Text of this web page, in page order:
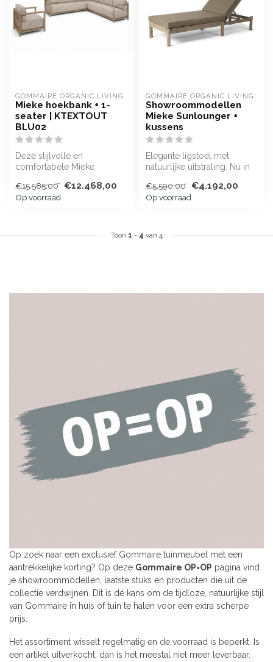
GOMMAIRE ORGANIC LIVING
Mieke hoekbank + 1-
seater | KTEXTOUT
BLU02
Deze stijlvolle en
comfortabele Mieke
naturel kleur sta...
€15.585,00 €12.468,00
Op voorraad
GOMMAIRE ORGANIC LIVING
Showroommodellen
Mieke Sunlounger +
kussens
Elegante ligstoel met
natuurlijke uitstraling. Nu in
€5.590,00 €4.192,00
Op voorraad
Toon 1 - 4 van 4
Op zoek naar een exclusief Gommaire tuinmeubel met een
aantrekkelijke korting? Op deze Gommaire OP=OP pagina vind
je showroommodellen, laatste stuks en producten die uit de
collectie verdwijnen. Dit is dé kans om de tijdloze, natuurlijke stijl
van Gommaire in huis of tuin te halen voor een extra scherpe
prijs.
Het assortiment wisselt regelmatig en de voorraad is beperkt. Is
een artikel uitverkocht, dan is het meestal niet meer leverbaar.